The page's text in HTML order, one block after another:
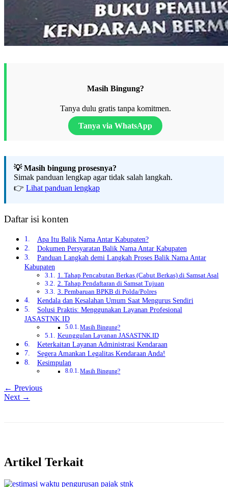
Masih Bingung?
Tanya dulu gratis tanpa komitmen.
Tanya via WhatsApp
💡 Masih bingung prosesnya?
Simak panduan lengkap agar tidak salah langkah.
👉 Lihat panduan lengkap
Daftar isi konten
Apa Itu Balik Nama Antar Kabupaten?
Dokumen Persyaratan Balik Nama Antar Kabupaten
Panduan Langkah demi Langkah Proses Balik Nama Antar
Kabupaten
1. Tahap Pencabutan Berkas (Cabut Berkas) di Samsat Asal
2. Tahap Pendaftaran di Samsat Tujuan
3. Pembaruan BPKB di Polda/Polres
Kendala dan Kesalahan Umum Saat Mengurus Sendiri
Solusi Praktis: Menggunakan Layanan Profesional
JASASTNK.ID
Masih Bingung?
Keunggulan Layanan JASASTNK.ID
Keterkaitan Layanan Administrasi Kendaraan
Segera Amankan Legalitas Kendaraan Anda!
Kesimpulan
Masih Bingung?
← Previous
Next →
Artikel Terkait